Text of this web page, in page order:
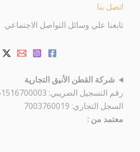
اتصل بنا
تابعنا علي وسائل التواصل الاجتماعي
شركة القطن الأنيق التجارية
رقم التسجيل الضريبي: 311051516700003
السجل التجاري: 7003760019
معتمد من :